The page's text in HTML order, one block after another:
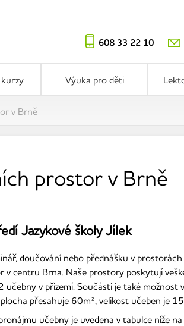
608 33 22 10
Výuka pro děti
v Brně
prostor v Brně
Jazykové školy Jílek
doučování nebo přednášku v
v centru Brna. Naše prostory poskytují
v přízemí. Součástí je také
přesahuje 60m², velikost učeben je
učebny je uvedena v tabulce níže